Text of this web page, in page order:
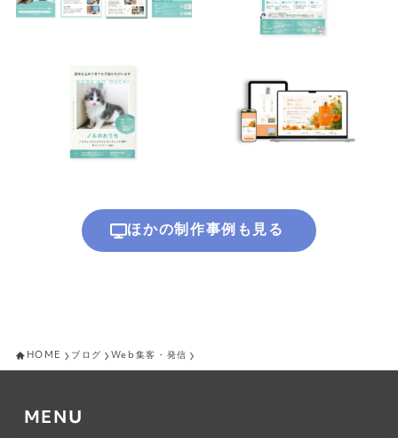
ほかの制作事例も見る
HOME ブログ Web集客・発信
MENU